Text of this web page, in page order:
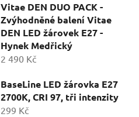
Vitae DEN DUO PACK -
Zvýhodněné balení Vitae
DEN LED žárovek E27 -
Hynek Medřický
2 490 Kč
BaseLine LED žárovka E27
2700K, CRI 97, tři intenzity
299 Kč